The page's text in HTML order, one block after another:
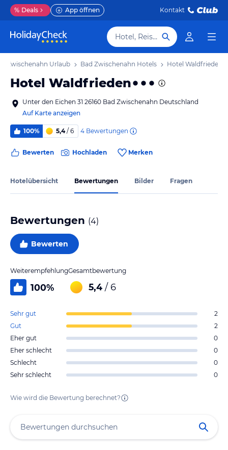
% Deals App öffnen Kontakt
Hotel, Reiseziel
Zwischenahn Urlaub Bad Zwischenahn Hotels Hotel Waldfrieden
Hotel Waldfrieden
Unter den Eichen 31 26160 Bad Zwischenahn Deutschland
Auf Karte anzeigen
100% 5,4/ 6 4 Bewertungen
Bewerten Hochladen Merken
Hotelübersicht Bewertungen Bilder Fragen
Bewertungen (4)
Bewerten
Weiterempfehlung
100%
Gesamtbewertung
5,4 / 6
Sehr gut
2
Gut
2
Eher gut
0
Eher schlecht
0
Schlecht
0
Sehr schlecht
0
Wie wird die Bewertung berechnet?